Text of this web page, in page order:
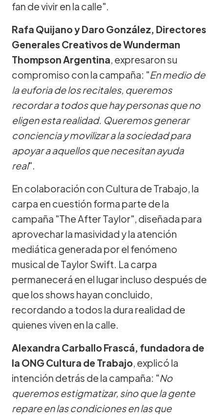
fan de vivir en la calle".
Rafa Quijano y Daro González, Directores
Generales Creativos de Wunderman
Thompson Argentina, expresaron su
compromiso con la campaña: "En medio de
la euforia de los recitales, queremos
recordar a todos que hay personas que no
eligen esta realidad. Queremos generar
conciencia y movilizar a la sociedad para
apoyar a aquellos que necesitan ayuda
real".
En colaboración con Cultura de Trabajo, la
carpa en cuestión forma parte de la
campaña "The After Taylor", diseñada para
aprovechar la masividad y la atención
mediática generada por el fenómeno
musical de Taylor Swift. La carpa
permanecerá en el lugar incluso después de
que los shows hayan concluido,
recordando a todos la dura realidad de
quienes viven en la calle.
Alexandra Carballo Frascá, fundadora de
la ONG Cultura de Trabajo, explicó la
intención detrás de la campaña: "No
queremos estigmatizar, sino que la gente
repare en las condiciones en las que